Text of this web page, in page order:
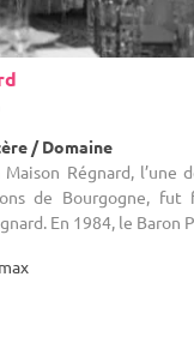
/ Domaine
Régnard, l’une
de Bourgogne,
En 1984, le Baron